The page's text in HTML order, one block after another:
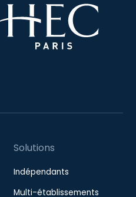
Solutions
Indépendants
Multi-établissements